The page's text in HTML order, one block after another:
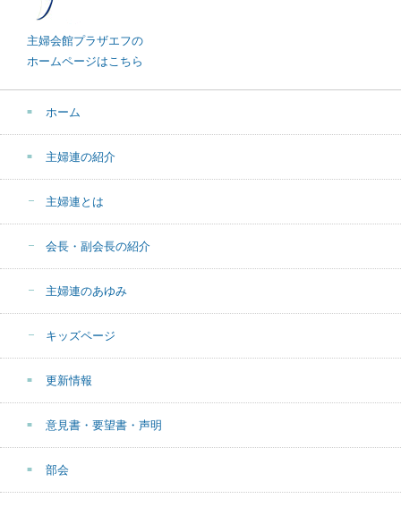
主婦会館プラザエフの
ホームページはこちら
ホーム
主婦連の紹介
主婦連とは
会長・副会長の紹介
主婦連のあゆみ
キッズページ
更新情報
意見書・要望書・声明
部会